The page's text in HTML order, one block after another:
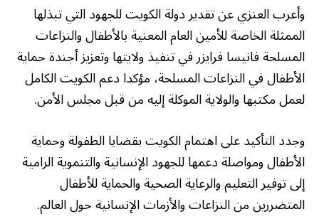
وأعرب العنزي عن تقدير دولة الكويت للجهود التي تبذلها
الممثلة الخاصة للأمين العام المعنية بالأطفال والنزاعات
المسلحة فانيسا فرايزر في تنفيذ ولايتها وتعزيز أجندة حماية
الأطفال في النزاعات المسلحة، مؤكدا دعم الكويت الكامل
لعمل مكتبها والولاية الموكلة إليه من قبل مجلس الأمن.
وجدد التأكيد على اهتمام الكويت بقضايا الطفولة وحماية
الأطفال ومواصلة دعمها للجهود الإنسانية والتنموية الرامية
إلى توفير التعليم والرعاية الصحية والحماية للأطفال
المتضررين من النزاعات والأزمات الإنسانية حول العالم.